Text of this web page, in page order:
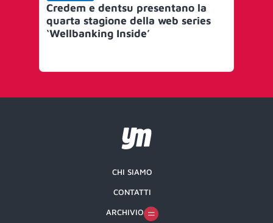
Credem e dentsu presentano la
quarta stagione della web series
‘Wellbanking Inside’
CHI SIAMO
CONTATTI
ARCHIVIO